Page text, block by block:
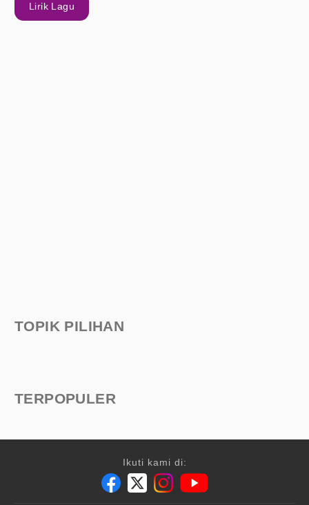
Lirik Lagu
TOPIK PILIHAN
TERPOPULER
Ikuti kami di: